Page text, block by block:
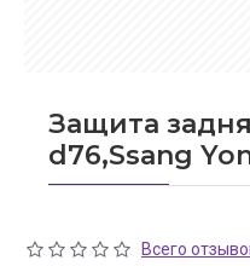
Защита
d76,Ssang
Всего